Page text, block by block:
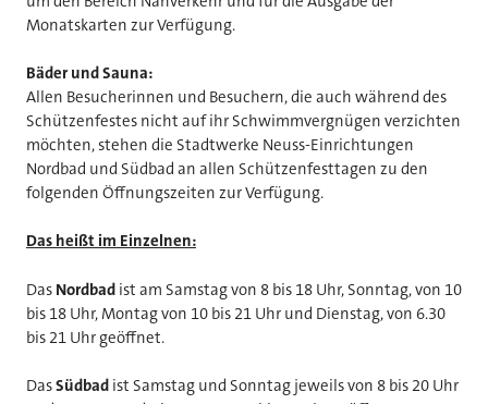
Monatskarten zur Verfügung.
Bäder und Sauna:
Allen Besucherinnen und Besuchern, die auch während des
Schützenfestes nicht auf ihr Schwimmvergnügen verzichten
möchten, stehen die Stadtwerke Neuss-Einrichtungen
Nordbad und Südbad an allen Schützenfesttagen zu den
folgenden Öffnungszeiten zur Verfügung.
Das heißt im Einzelnen:
Das Nordbad ist am Samstag von 8 bis 18 Uhr, Sonntag, von 10
bis 18 Uhr, Montag von 10 bis 21 Uhr und Dienstag, von 6.30
bis 21 Uhr geöffnet.
DasSüdbad ist Samstag und Sonntag jeweils von 8 bis 20 Uhr